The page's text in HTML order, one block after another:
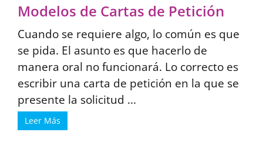
Modelos de Cartas de Petición
Cuando se requiere algo, lo común es que
se pida. El asunto es que hacerlo de
manera oral no funcionará. Lo correcto es
escribir una carta de petición en la que se
presente la solicitud ...
Leer Más